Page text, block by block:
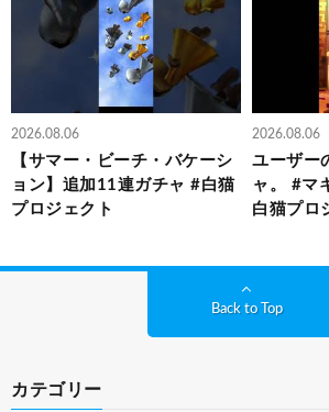
2026.08.06
【サマー・ビーチ・バケーシ
ョン】追加11連ガチャ #白猫
プロジェクト
2026.08.06
ユーザー
ャ。 #マ
白猫プロ
Back to Top
カテゴリー